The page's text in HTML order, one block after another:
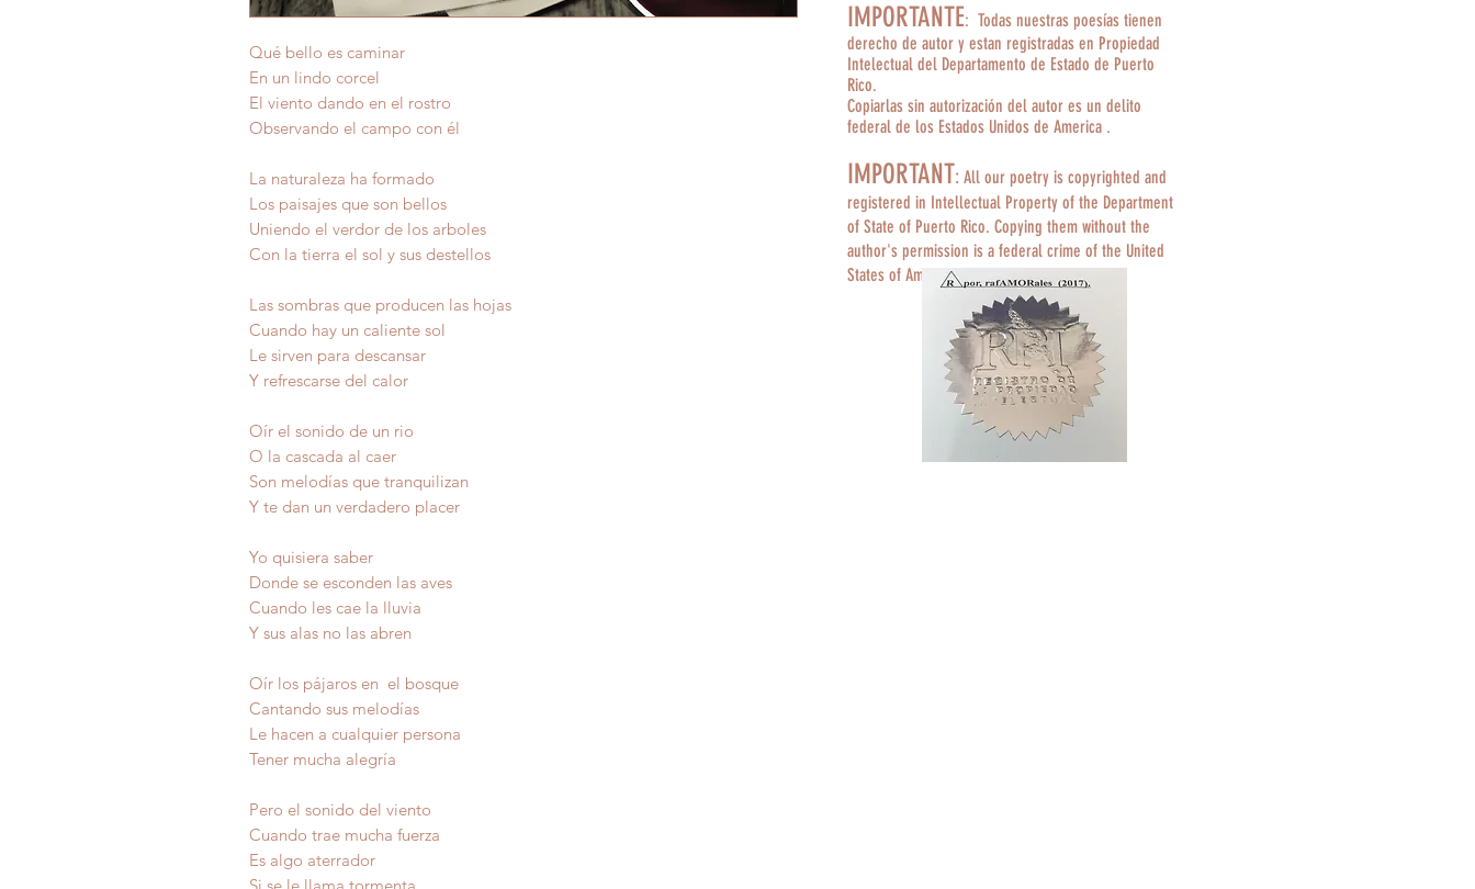
Qué bello es caminar
En un lindo corcel
El viento dando en el rostro
Observando el campo con él
La naturaleza ha formado
Los paisajes que son bellos
Uniendo el verdor de los arboles
Con la tierra el sol y sus destellos
Las sombras que producen las hojas
Cuando hay un caliente sol
Le sirven para descansar
Y refrescarse del calor
Oír el sonido de un rio
O la cascada al caer
Son melodías que tranquilizan
Y te dan un verdadero placer
Yo quisiera saber
Donde se esconden las aves
Cuando les cae la lluvia
Y sus alas no las abren
Oír los pájaros en el bosque
Cantando sus melodías
Le hacen a cualquier persona
Tener mucha alegría
Pero el sonido del viento
Cuando trae mucha fuerza
Es algo aterrador
IMPORTANTE: Todas nuestras poesías tienen
derecho de autor y estan registradas en Propiedad
Intelectual del Departamento de Estado de Puerto
Rico.
Copiarlas sin autorización del autor es un delito
federal de los Estados Unidos de America .
IMPORTANT: All our poetry is copyrighted and
registered in Intellectual Property of the Department
of State of Puerto Rico. Copying them without the
author's permission is a federal crime of the United
States of America.